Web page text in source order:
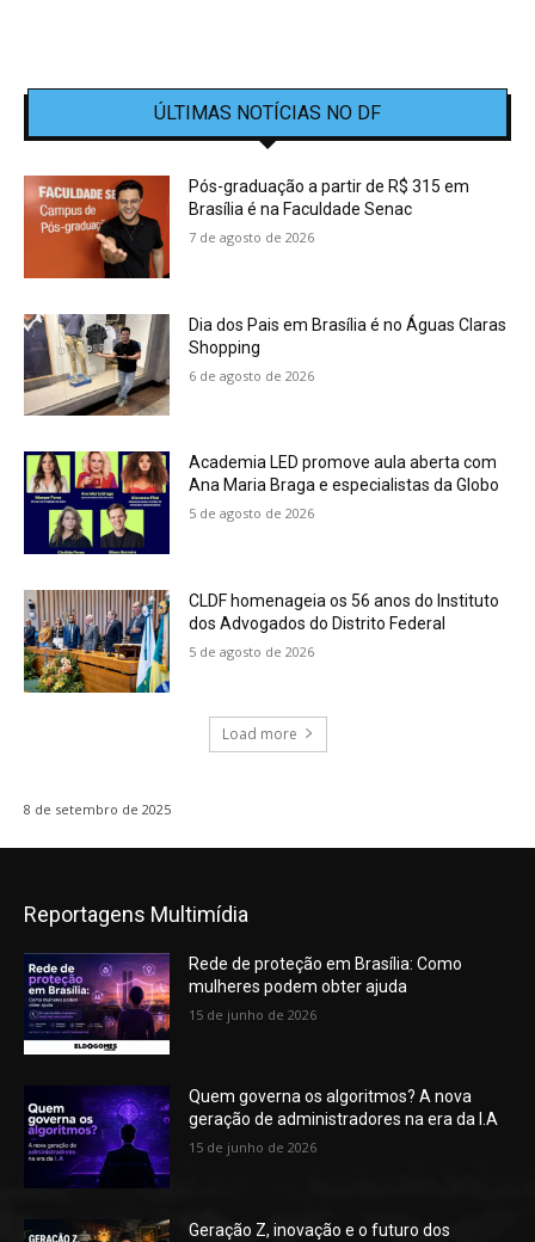
ÚLTIMAS NOTÍCIAS NO DF
Pós-graduação a partir de R$ 315 em
Brasília é na Faculdade Senac
7 de agosto de 2026
Dia dos Pais em Brasília é no Águas Claras
Shopping
6 de agosto de 2026
Academia LED promove aula aberta com
Ana Maria Braga e especialistas da Globo
5 de agosto de 2026
CLDF homenageia os 56 anos do Instituto
dos Advogados do Distrito Federal
5 de agosto de 2026
Load more
8 de setembro de 2025
Reportagens Multimídia
Rede de proteção em Brasília: Como
mulheres podem obter ajuda
15 de junho de 2026
Quem governa os algoritmos? A nova
geração de administradores na era da I.A
15 de junho de 2026
Geração Z, inovação e o futuro dos